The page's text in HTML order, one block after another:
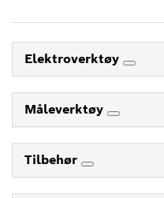
Elektroverktøy
Måleverktøy
Tilbehør